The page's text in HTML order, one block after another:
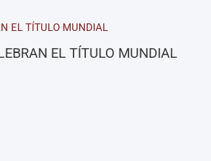
EL TÍTULO MUNDIAL